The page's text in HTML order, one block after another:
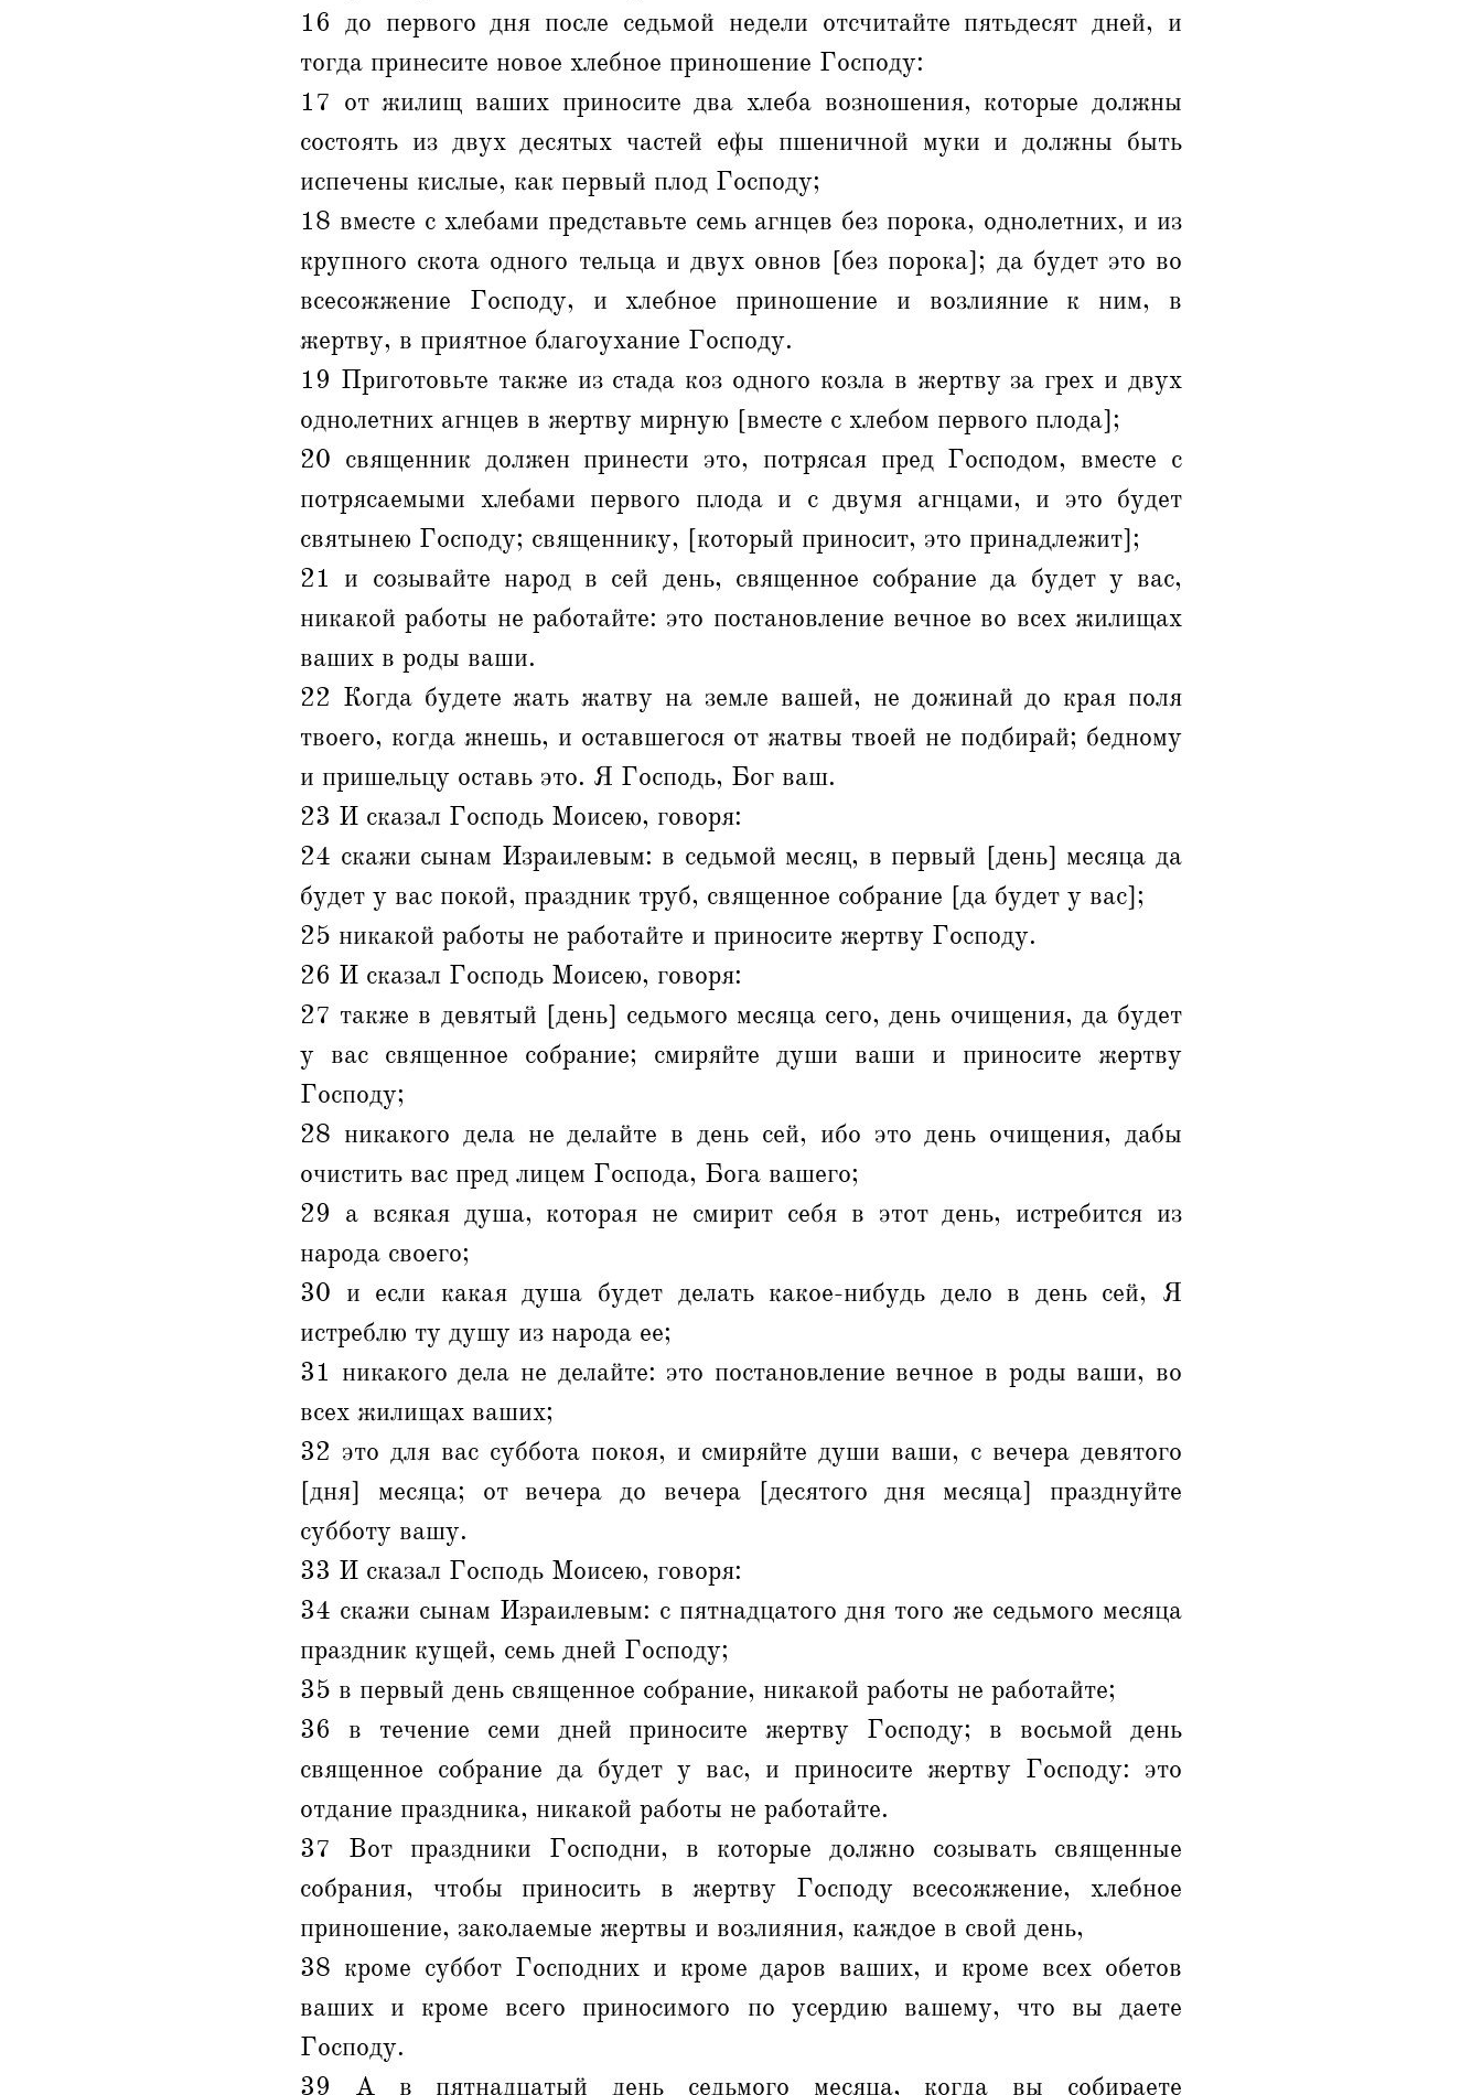
16 до первого дня после седьмой недели отсчитайте пятьдесят дней, и
тогда принесите новое хлебное приношение Господу:
17 от жилищ ваших приносите два хлеба возношения, которые должны
состоять из двух десятых частей ефы пшеничной муки и должны быть
испечены кислые, как первый плод Господу;
18 вместе с хлебами представьте семь агнцев без порока, однолетних, и из
крупного скота одного тельца и двух овнов [без порока]; да будет это во
всесожжение Господу, и хлебное приношение и возлияние к ним, в
жертву, в приятное благоухание Господу.
19 Приготовьте также из стада коз одного козла в жертву за грех и двух
однолетних агнцев в жертву мирную [вместе с хлебом первого плода];
20 священник должен принести это, потрясая пред Господом, вместе с
потрясаемыми хлебами первого плода и с двумя агнцами, и это будет
святынею Господу; священнику, [который приносит, это принадлежит];
21 и созывайте народ в сей день, священное собрание да будет у вас,
никакой работы не работайте: это постановление вечное во всех жилищах
ваших в роды ваши.
22 Когда будете жать жатву на земле вашей, не дожинай до края поля
твоего, когда жнешь, и оставшегося от жатвы твоей не подбирай; бедному
и пришельцу оставь это. Я Господь, Бог ваш.
23 И сказал Господь Моисею, говоря:
24 скажи сынам Израилевым: в седьмой месяц, в первый [день] месяца да
будет у вас покой, праздник труб, священное собрание [да будет у вас];
25 никакой работы не работайте и приносите жертву Господу.
26 И сказал Господь Моисею, говоря:
27 также в девятый [день] седьмого месяца сего, день очищения, да будет
у вас священное собрание; смиряйте души ваши и приносите жертву
Господу;
28 никакого дела не делайте в день сей, ибо это день очищения, дабы
очистить вас пред лицем Господа, Бога вашего;
29 а всякая душа, которая не смирит себя в этот день, истребится из
народа своего;
30 и если какая душа будет делать какое-нибудь дело в день сей, Я
истреблю ту душу из народа ее;
31 никакого дела не делайте: это постановление вечное в роды ваши, во
всех жилищах ваших;
32 это для вас суббота покоя, и смиряйте души ваши, с вечера девятого
[дня] месяца; от вечера до вечера [десятого дня месяца] празднуйте
субботу вашу.
33 И сказал Господь Моисею, говоря:
34 скажи сынам Израилевым: с пятнадцатого дня того же седьмого месяца
праздник кущей, семь дней Господу;
35 в первый день священное собрание, никакой работы не работайте;
36 в течение семи дней приносите жертву Господу; в восьмой день
священное собрание да будет у вас, и приносите жертву Господу: это
отдание праздника, никакой работы не работайте.
37 Вот праздники Господни, в которые должно созывать священные
собрания, чтобы приносить в жертву Господу всесожжение, хлебное
приношение, заколаемые жертвы и возлияния, каждое в свой день,
38 кроме суббот Господних и кроме даров ваших, и кроме всех обетов
ваших и кроме всего приносимого по усердию вашему, что вы даете
Господу.
39 А в пятнадцатый день седьмого месяца, когда вы собираете